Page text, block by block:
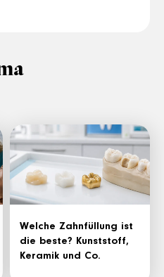
Welche Zahnfüllung ist
die beste? Kunststoff,
Keramik und Co.